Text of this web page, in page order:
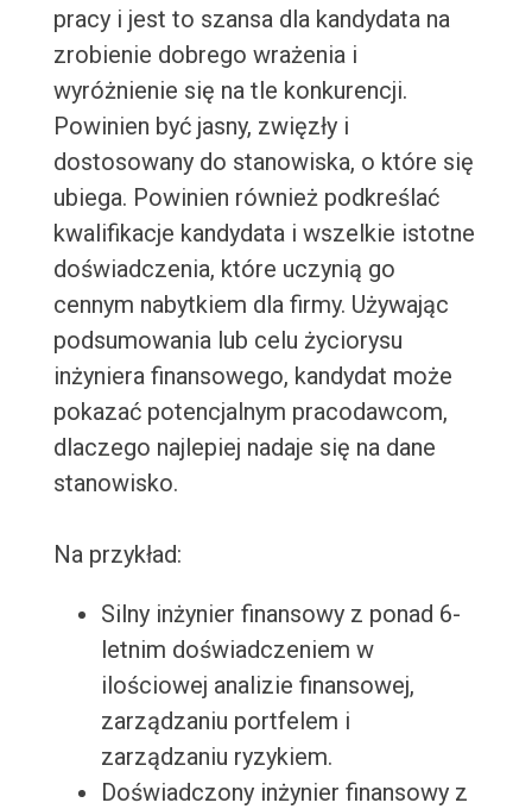
pracy i jest to szansa dla kandydata na
zrobienie dobrego wrażenia i
wyróżnienie się na tle konkurencji.
Powinien być jasny, zwięzły i
dostosowany do stanowiska, o które się
ubiega. Powinien również podkreślać
kwalifikacje kandydata i wszelkie istotne
doświadczenia, które uczynią go
cennym nabytkiem dla firmy. Używając
podsumowania lub celu życiorysu
inżyniera finansowego, kandydat może
pokazać potencjalnym pracodawcom,
dlaczego najlepiej nadaje się na dane
stanowisko.
Na przykład:
Silny inżynier finansowy z ponad 6-
letnim doświadczeniem w
ilościowej analizie finansowej,
zarządzaniu portfelem i
zarządzaniu ryzykiem.
Doświadczony inżynier finansowy z